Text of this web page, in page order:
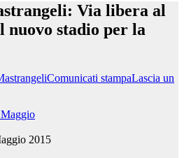
Via libera al
nuovo stadio per la
Comunicati stampaLascia un
2015